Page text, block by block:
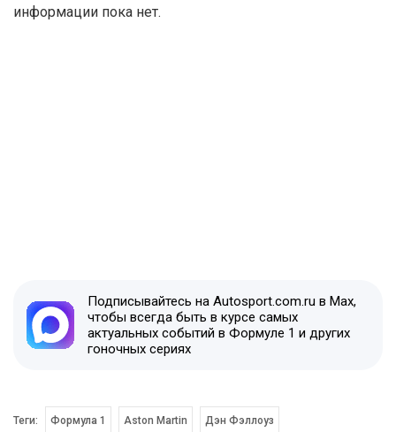
информации пока нет.
Подписывайтесь на Autosport.com.ru в Max,
чтобы всегда быть в курсе самых
актуальных событий в Формуле 1 и других
гоночных сериях
Теги: Формула 1 Aston Martin Дэн Фэллоуз